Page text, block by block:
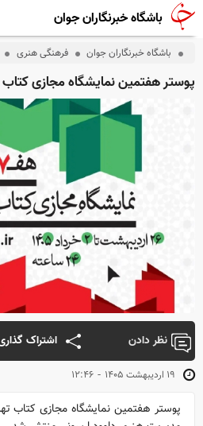
باشگاه خبرنگاران جوان
باشگاه خبرنگاران جوان فرهنگی هنری
پوستر هفتمین نمایشگاه مجازی
نظر دادن اشتراک
۱۲:۴۶ - ۱۹ ارديبهشت ۱۴۰۵
پوستر هفتمین نمایشگاه مجازی کتاب